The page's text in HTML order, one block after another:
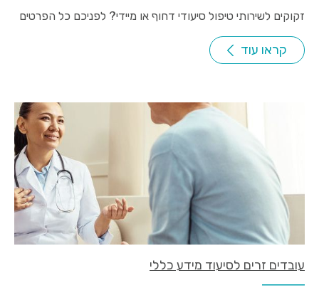
זקוקים לשירותי טיפול סיעודי דחוף או מיידי? לפניכם כל הפרטים
קראו עוד
עובדים זרים לסיעוד מידע כללי